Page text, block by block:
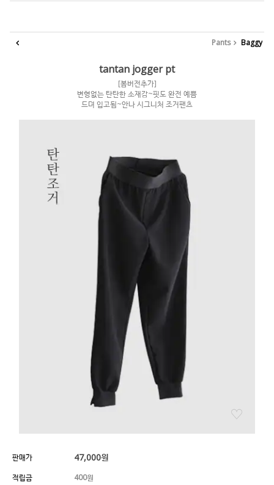
Pants Baggy
tantan jogger pt
[봄버전추가]
변형없는 탄탄한 소재감~핏도 완전 예쁨
드뎌 입고됨~안나 시그니처 조거팬츠
판매가 47,000원
적립금
400원